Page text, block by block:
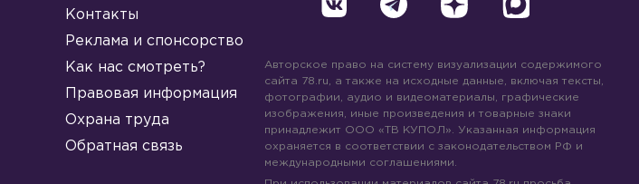
Контакты
Реклама и спонсорство
Как нас смотреть?
Правовая информация
Охрана труда
Обратная связь
Авторское право на систему визуализации содержимого
сайта 78.ru, а также на исходные данные, включая тексты,
фотографии, аудио и видеоматериалы, графические
изображения, иные произведения и товарные знаки
принадлежит ООО «ТВ КУПОЛ». Указанная информация
охраняется в соответствии с законодательством РФ и
международными соглашениями.